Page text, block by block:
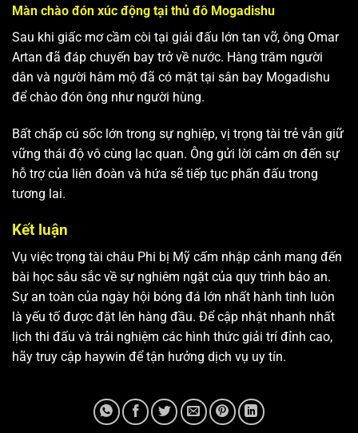
Màn chào đón xúc động tại thủ đô Mogadishu
Sau khi giấc mơ cầm còi tại giải đấu lớn tan vỡ, ông Omar
Artan đã đáp chuyến bay trở về nước. Hàng trăm người
dân và người hâm mộ đã có mặt tại sân bay Mogadishu
để chào đón ông như người hùng.
Bất chấp cú sốc lớn trong sự nghiệp, vị trọng tài trẻ vẫn giữ
vững thái độ vô cùng lạc quan. Ông gửi lời cảm ơn đến sự
hỗ trợ của liên đoàn và hứa sẽ tiếp tục phấn đấu trong
tương lai.
Kết luận
Vụ việc trọng tài châu Phi bị Mỹ cấm nhập cảnh mang đến
bài học sâu sắc về sự nghiêm ngặt của quy trình bảo an.
Sự an toàn của ngày hội bóng đá lớn nhất hành tinh luôn
là yếu tố được đặt lên hàng đầu. Để cập nhật nhanh nhất
lịch thi đấu và trải nghiệm các hình thức giải trí đỉnh cao,
hãy truy cập haywin để tận hưởng dịch vụ uy tín.